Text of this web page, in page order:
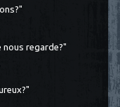
nous regarde?"